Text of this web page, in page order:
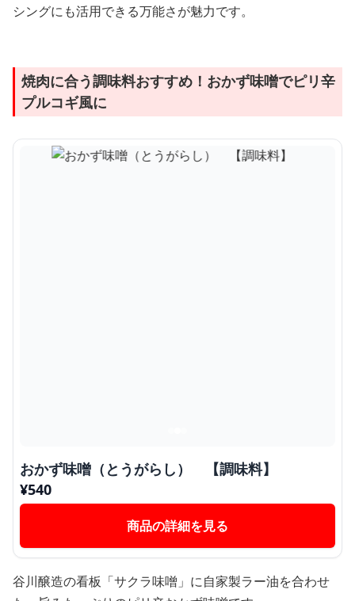
シングにも活用できる万能さが魅力です。
焼肉に合う調味料おすすめ！おかず味噌でピリ辛
プルコギ風に
おかず味噌（とうがらし） 【調味料】
¥540
商品の詳細を見る
谷川醸造の看板「サクラ味噌」に自家製ラー油を合わせ